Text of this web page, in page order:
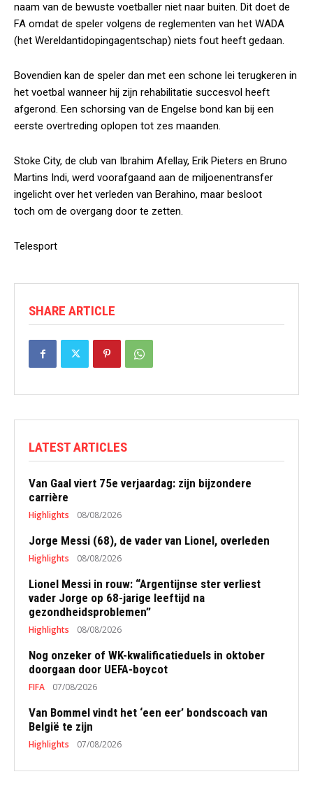
naam van de bewuste voetballer niet naar buiten. Dit doet de
FA omdat de speler volgens de reglementen van het WADA
(het Wereldantidopingagentschap) niets fout heeft gedaan.
Bovendien kan de speler dan met een schone lei terugkeren in
het voetbal wanneer hij zijn rehabilitatie succesvol heeft
afgerond. Een schorsing van de Engelse bond kan bij een
eerste overtreding oplopen tot zes maanden.
Stoke City, de club van Ibrahim Afellay, Erik Pieters en Bruno
Martins Indi, werd voorafgaand aan de miljoenentransfer
ingelicht over het verleden van Berahino, maar besloot
toch om de overgang door te zetten.
Telesport
SHARE ARTICLE
LATEST ARTICLES
Van Gaal viert 75e verjaardag: zijn bijzondere
carrière
Highlights 08/08/2026
Jorge Messi (68), de vader van Lionel, overleden
Highlights 08/08/2026
Lionel Messi in rouw: “Argentijnse ster verliest
vader Jorge op 68-jarige leeftijd na
gezondheidsproblemen”
Highlights 08/08/2026
Nog onzeker of WK-kwalificatieduels in oktober
doorgaan door UEFA-boycot
FIFA 07/08/2026
Van Bommel vindt het ‘een eer’ bondscoach van
België te zijn
Highlights 07/08/2026